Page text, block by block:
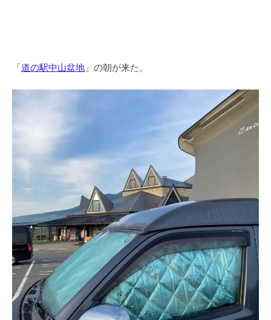
「道の駅中山盆地 」の朝が来た。